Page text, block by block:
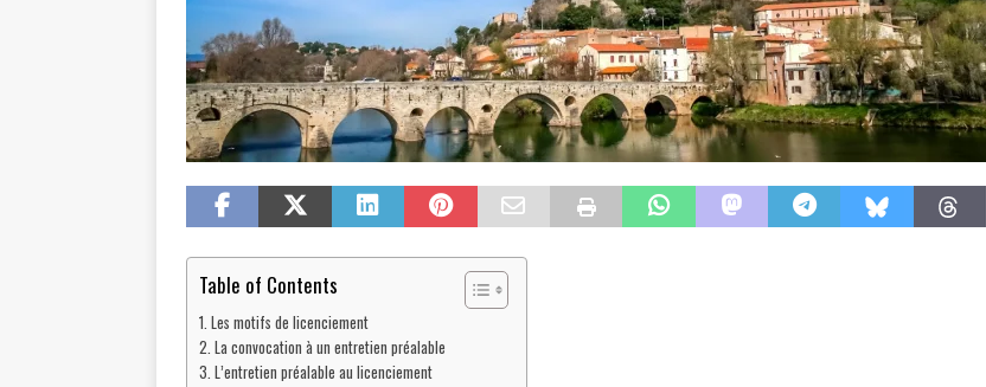
Table of Contents
Les motifs de licenciement
La convocation à un entretien préalable
L’entretien préalable au licenciement